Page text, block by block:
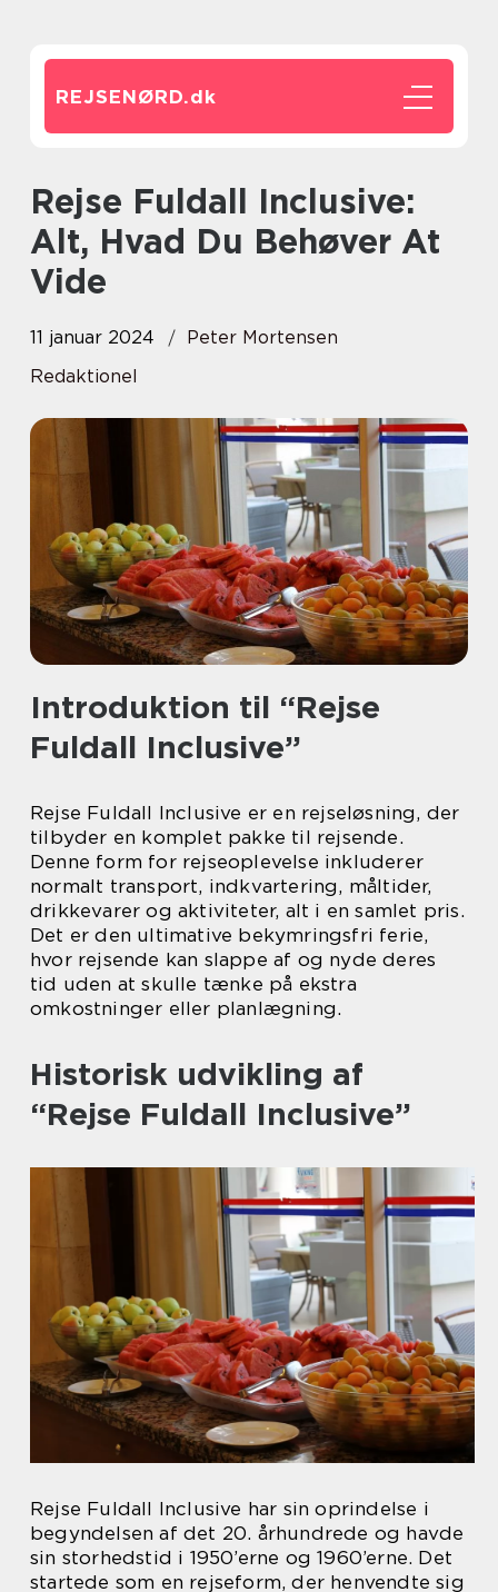
REJSENØRD.dk
Rejse Fuldall Inclusive:
Alt, Hvad Du Behøver At
Vide
11 januar 2024
Peter Mortensen
Redaktionel
Introduktion til “Rejse
Fuldall Inclusive”
Rejse Fuldall Inclusive er en rejseløsning, der
tilbyder en komplet pakke til rejsende.
Denne form for rejseoplevelse inkluderer
normalt transport, indkvartering, måltider,
drikkevarer og aktiviteter, alt i en samlet pris.
Det er den ultimative bekymringsfri ferie,
hvor rejsende kan slappe af og nyde deres
tid uden at skulle tænke på ekstra
omkostninger eller planlægning.
Historisk udvikling af
“Rejse Fuldall Inclusive”
Rejse Fuldall Inclusive har sin oprindelse i
begyndelsen af det 20. århundrede og havde
sin storhedstid i 1950’erne og 1960’erne. Det
startede som en rejseform, der henvendte sig